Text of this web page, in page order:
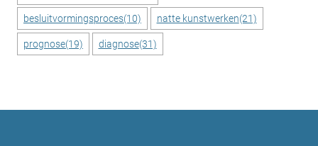
besluitvormingsproces(10) natte kunstwerken(21)
prognose(19) diagnose(31)